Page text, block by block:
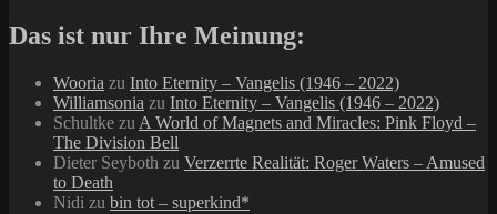
Das ist nur Ihre Meinung:
Wooria zu Into Eternity – Vangelis (1946 – 2022)
Williamsonia zu Into Eternity – Vangelis (1946 – 2022)
Schultke zu A World of Magnets and Miracles: Pink Floyd –
The Division Bell
Dieter Seyboth zu Verzerrte Realität: Roger Waters – Amused
to Death
Nidi zu bin tot – superkind*